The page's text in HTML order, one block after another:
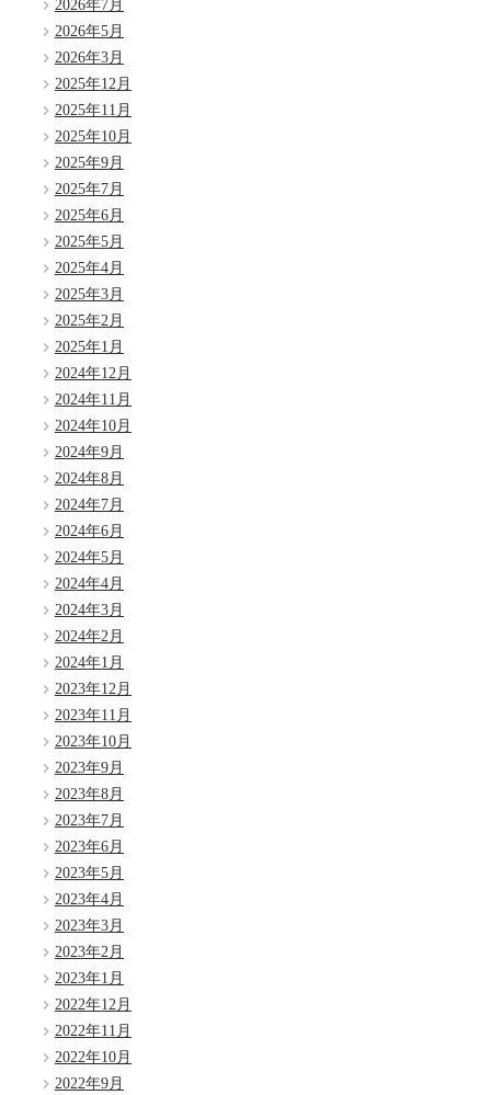
2026年7月
2026年5月
2026年3月
2025年12月
2025年11月
2025年10月
2025年9月
2025年7月
2025年6月
2025年5月
2025年4月
2025年3月
2025年2月
2025年1月
2024年12月
2024年11月
2024年10月
2024年9月
2024年8月
2024年7月
2024年6月
2024年5月
2024年4月
2024年3月
2024年2月
2024年1月
2023年12月
2023年11月
2023年10月
2023年9月
2023年8月
2023年7月
2023年6月
2023年5月
2023年4月
2023年3月
2023年2月
2023年1月
2022年12月
2022年11月
2022年10月
2022年9月